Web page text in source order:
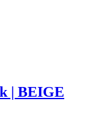
| BEIGE